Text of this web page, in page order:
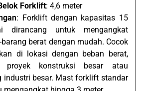
Forklift: 4,6 meter
: Forklift dengan kapasitas 15
dirancang untuk mengangkat
barang berat dengan mudah. Cocok
di lokasi dengan beban berat,
proyek konstruksi besar atau
industri besar. Mast forklift standar